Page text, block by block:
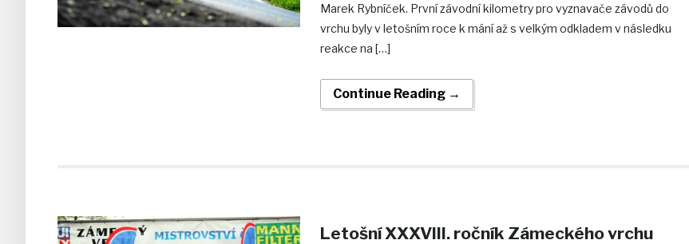
Marek Rybníček. První závodní kilometry pro vyznavače závodů do
vrchu byly v letošním roce k mání až s velkým odkladem v následku
reakce na […]
Continue Reading →
Letošní XXXVIII. ročník Zámeckého vrchu